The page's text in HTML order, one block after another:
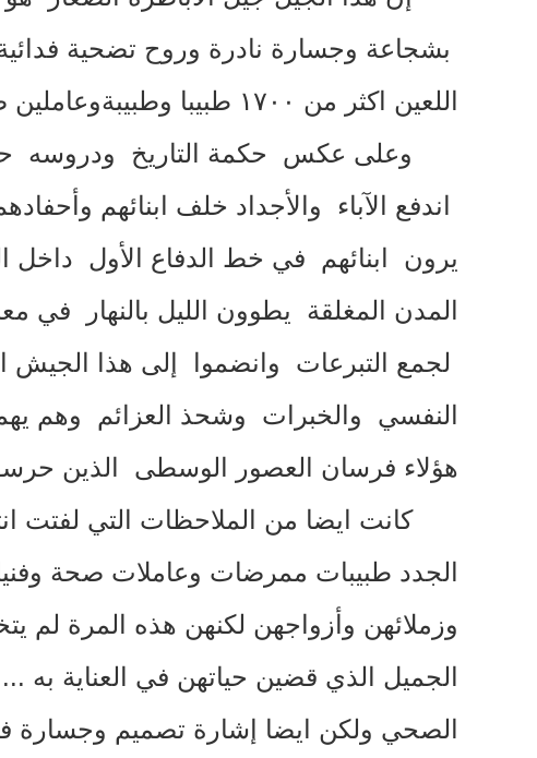
بشجاعة وجسارة نادرة وروح تضحية
اللعين اكثر من ١٧٠٠ طبيبا وطبيبة
وعلى عكس حكمة التاريخ ودروسه
اندفع الآباء والأجداد خلف ابنائهم
يرون ابنائهم في خط الدفاع الأول
المدن المغلقة يطوون الليل بالنهار في
لجمع التبرعات وانضموا إلى هذا الجيش
النفسي والخبرات وشحذ العزائم وهم
هؤلاء فرسان العصور الوسطى الذين
كانت ايضا من الملاحظات التي لفتت
الجدد طبيبات ممرضات وعاملات صحة
وزملائهن وأزواجهن لكنهن هذه المرة
الجميل الذي قضين حياتهن في العناية به ...
الصحي ولكن ايضا إشارة تصميم وجسارة